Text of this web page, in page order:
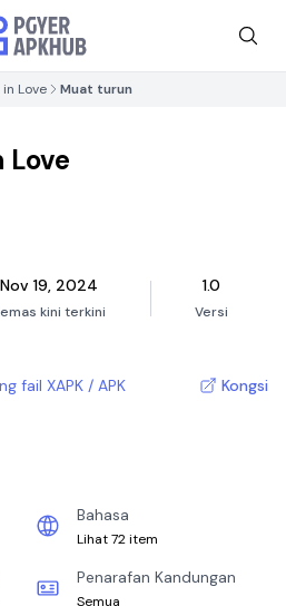
in Love Muat turun
Love
Nov 19, 2024
kini terkini
1.0
Versi
fail XAPK / APK Kongsi
Bahasa
Lihat 72 item
Penarafan Kandungan
Semua